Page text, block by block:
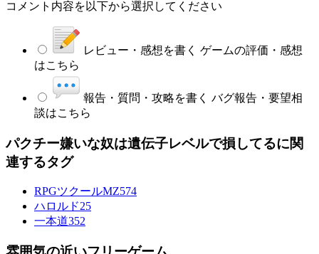
コメント内容を以下から選択してください
レビュー・感想を書く ゲームの評価・感想
はこちら
報告・質問・攻略を書く バグ報告・要望相
談はこちら
パクチー嫌いな奴は遺伝子レベルで損してるに関
連するタグ
RPGツクールMZ574
ハロルド25
一本道352